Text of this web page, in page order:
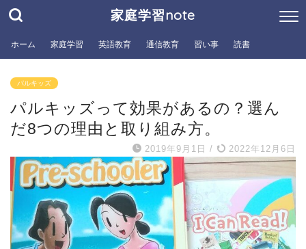
家庭学習note
ホーム 家庭学習 英語教育 通信教育 習い事 読書
パルキッズ
パルキッズって効果があるの？選ん
だ8つの理由と取り組み方。
2019年9月1日 / 2022年12月6日